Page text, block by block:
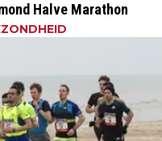
Halve Marathon